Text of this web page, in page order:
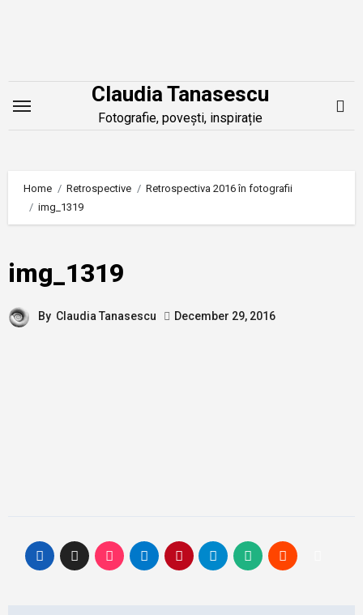
Claudia Tanasescu
Fotografie, povești, inspirație
Home Retrospective
Retrospectiva 2016 în fotografii
img_1319
img_1319
By Claudia Tanasescu December 29, 2016